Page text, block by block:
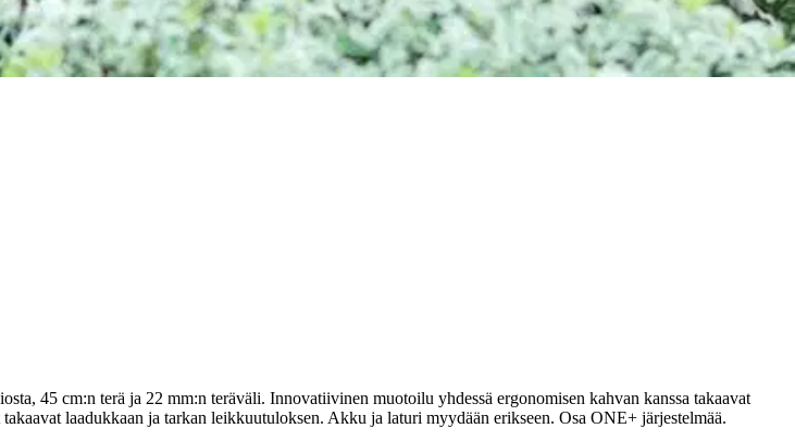
tai palvelupisteeseen!
45 cm:n terä ja 22 mm:n teräväli. Innovatiivinen muotoilu yhdessä ergonomisen kahvan kanssa takaavat
laadukkaan ja tarkan leikkuutuloksen. Akku ja laturi myydään erikseen. Osa ONE+ järjestelmää.